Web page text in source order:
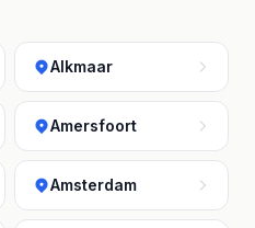
Alkmaar
Amersfoort
Amsterdam